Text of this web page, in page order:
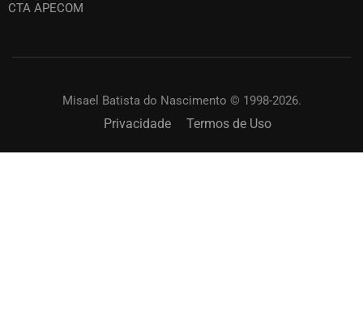
CTA APECOM
Misael Batista do Nascimento © 1998-2026.
Privacidade Termos de Uso